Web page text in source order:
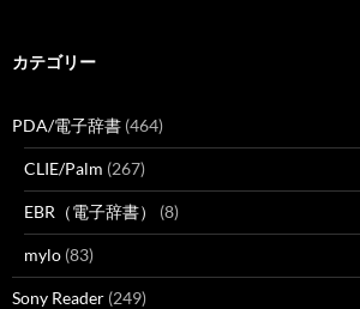
カテゴリー
PDA/電子辞書 (464)
CLIE/Palm (267)
EBR（電子辞書） (8)
mylo (83)
Sony Reader (249)